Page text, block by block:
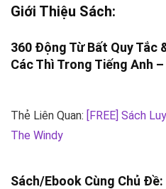
Giới Thiệu Sách:
360 Động Từ Bất Quy Tắc
Các Thì Trong Tiếng Anh –
Thẻ Liên Quan: [FREE] Sách
The Windy
Sách/Ebook Cùng Chủ Đề: